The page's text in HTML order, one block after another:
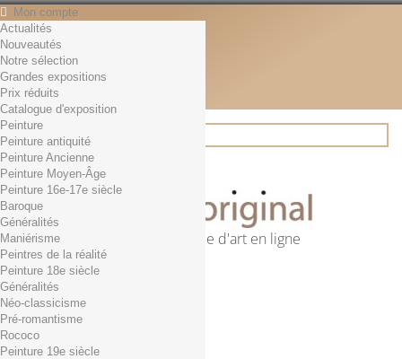
Mon compte
Contact
Français
English
Français
Actualités
Rechercher
Première librairie d'art en ligne
Panier (vide)
Aucun produit
0,01€ dès 29€ d'achat
0,00 € Total
Commander
Actualités
Nouveautés
Notre sélection
Grandes expositions
Prix réduits
Catalogue d'exposition
Peinture
Peinture antiquité
Peinture Ancienne
Peinture Moyen-Âge
Peinture 16e-17e siècle
Baroque
Généralités
Maniérisme
Peintres de la réalité
Peinture 18e siècle
Généralités
Néo-classicisme
Pré-romantisme
Rococo
Peinture 19e siècle